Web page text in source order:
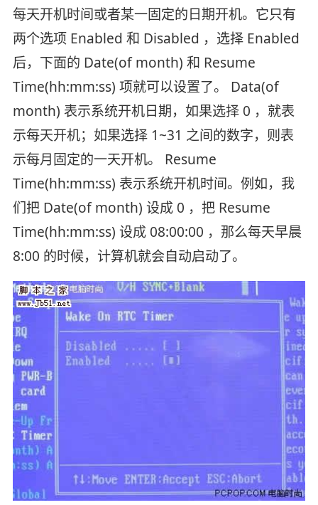
每天开机时间或者某一固定的日期开机。它只有
两个选项 Enabled 和 Disabled ，选择 Enabled
后，下面的 Date(of month) 和 Resume
Time(hh:mm:ss) 项就可以设置了。 Data(of
month) 表示系统开机日期，如果选择 0 ，就表
示每天开机；如果选择 1~31 之间的数字，则表
示每月固定的一天开机。 Resume
Time(hh:mm:ss) 表示系统开机时间。例如，我
们把 Date(of month) 设成 0 ，把 Resume
Time(hh:mm:ss) 设成 08:00:00 ，那么每天早晨
8:00 的时候，计算机就会自动启动了。